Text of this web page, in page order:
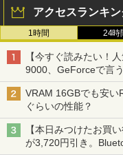
アクセスランキン
1時間 24時
【今すぐ読みたい！
9000、GeForceで言
VRAM 16GBでも安
ぐらいの性能？
【本日みつけたお買
が3,720円引き。